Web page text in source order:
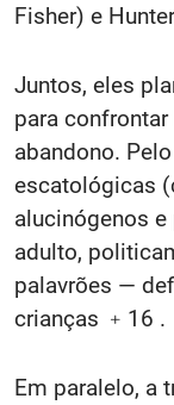
Fisher) e
Juntos, eles
para confrontar
abandono.
escatológicas
alucinógenos
adulto,
palavrões —
crianças ﹢16 .
Em paralelo, a